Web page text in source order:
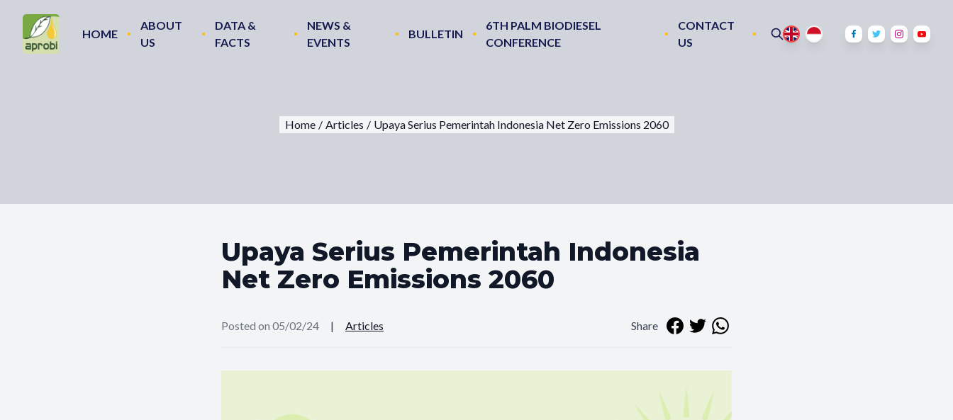
HOME
ABOUT
US
DATA &
FACTS
NEWS &
EVENTS
BULLETIN
6TH PALM BIODIESEL
CONFERENCE
CONTACT
US
Home / Articles / Upaya Serius Pemerintah Indonesia Net Zero Emissions 2060
Upaya Serius Pemerintah Indonesia
Net Zero Emissions 2060
Posted on 05/02/24 | Articles Share